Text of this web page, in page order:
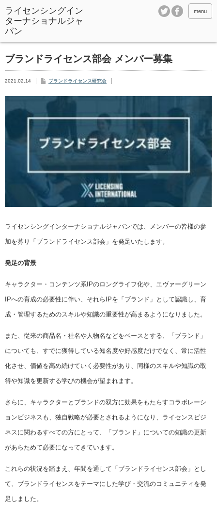
ライセンシングイン
ターナショナルジャ
パン
menu
ブランドライセンス部会 メンバー募集
2021.02.14 ブランドライセンス研究会
ライセンシングインターナショナルジャパンでは、メンバーの皆様の参
加を募り「ブランドライセンス部会」を発足いたします。
発足の背景
キャラクター・コンテンツ系IPのロングライフ化や、エヴァーグリーン
IPへの育成の必要性に伴い、それらIPを「ブランド」として認識し、育
成・管理するためのスキルや知識の重要性が高まるようになりました。
また、従来の商品名・社名や人物名などをベースとする、「ブランド」
についても、すでに獲得している知名度や好感度だけでなく、常に活性
化させ、価値を高め続けていく必要性があり、同様のスキルや知識の取
得や知識を更新する学びの機会が望まれます。
さらに、キャラクターとブランドの双方に効果をもたらすコラボレーシ
ョンビジネスも、独自戦略が必要とされるようになり、ライセンスビジ
ネスに関わるすべての方にとって、「ブランド」についての知識の更新
があらためて必要になってきています。
これらの状況を踏まえ、年間を通して「ブランドライセンス部会」とし
て、ブランドライセンスをテーマにした学び・交流のコミュニティを発
足しました。